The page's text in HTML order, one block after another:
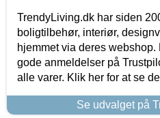
TrendyLiving.dk har siden
boligtilbehør, interiør,
hjemmet via deres
gode anmeldelser på
alle varer. Klik her for at se
Se udvalget på